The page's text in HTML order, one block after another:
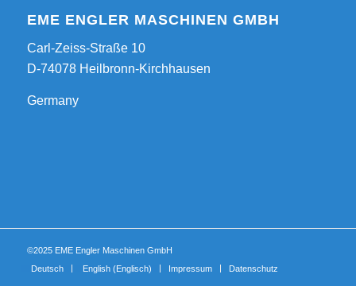
EME ENGLER MASCHINEN GMBH
Carl-Zeiss-Straße 10
D-74078 Heilbronn-Kirchhausen
Germany
©2025 EME Engler Maschinen GmbH
Deutsch
English (Englisch) Impressum Datenschutz